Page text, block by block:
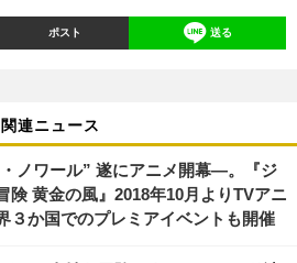
ポスト 送る
関連ニュース
ノワール” 遂にアニメ開幕―。『ジ
険 黄金の風』2018年10月よりTVアニ
３か国でのプレミアイベントも開催